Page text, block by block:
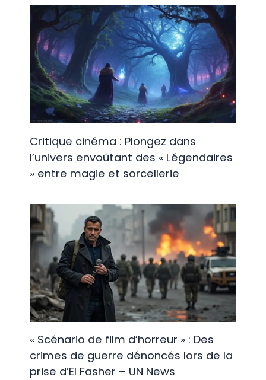
Critique cinéma : Plongez dans
l’univers envoûtant des « Légendaires
» entre magie et sorcellerie
« Scénario de film d’horreur » : Des
crimes de guerre dénoncés lors de la
prise d’El Fasher – UN News